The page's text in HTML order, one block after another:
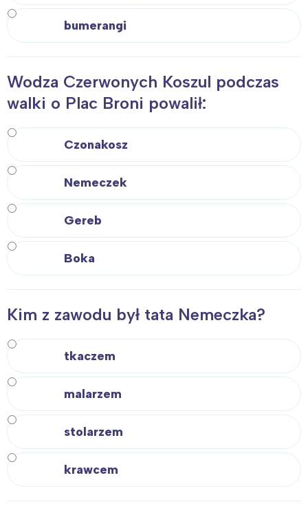
bumerangi
Wodza Czerwonych Koszul podczas
walki o Plac Broni powalił:
Czonakosz
Nemeczek
Gereb
Boka
Kim z zawodu był tata Nemeczka?
tkaczem
malarzem
stolarzem
krawcem
Warszawa
Łódź
Wrocław
Śląsk
Wszystkie
Wybieram